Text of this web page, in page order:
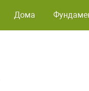
Дома